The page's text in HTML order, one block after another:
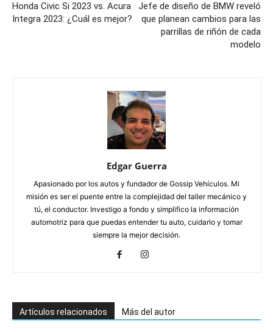
Honda Civic Si 2023 vs. Acura
Integra 2023: ¿Cuál es mejor?
Jefe de diseño de BMW reveló
que planean cambios para las
parrillas de riñón de cada
modelo
Edgar Guerra
Apasionado por los autos y fundador de Gossip Vehículos. Mi
misión es ser el puente entre la complejidad del taller mecánico y
tú, el conductor. Investigo a fondo y simplifico la información
automotriz para que puedas entender tu auto, cuidarlo y tomar
siempre la mejor decisión.
Artículos relacionados Más del autor